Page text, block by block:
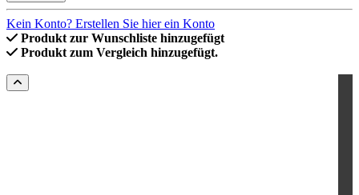
Kein Konto? Erstellen Sie hier ein Konto
Produkt zur Wunschliste hinzugefügt
Produkt zum Vergleich hinzugefügt.